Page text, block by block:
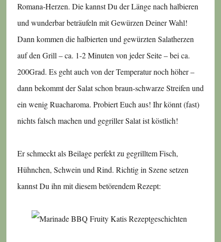
Romana-Herzen. Die kannst Du der Länge nach halbieren
und wunderbar beträufeln mit Gewürzen Deiner Wahl!
Dann kommen die halbierten und gewürzten Salatherzen
auf den Grill – ca. 1-2 Minuten von jeder Seite – bei ca.
200Grad. Es geht auch von der Temperatur noch höher –
dann bekommt der Salat schon braun-schwarze Streifen und
ein wenig Ruacharoma. Probiert Euch aus! Ihr könnt (fast)
nichts falsch machen und gegriller Salat ist köstlich!
Er schmeckt als Beilage perfekt zu gegrilltem Fisch,
Hühnchen, Schwein und Rind. Richtig in Szene setzen
kannst Du ihn mit diesem betörendem Rezept: